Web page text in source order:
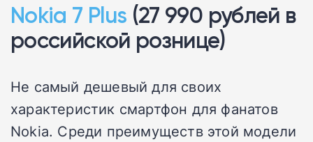
Nokia 7 Plus (27 990 рублей в
российской рознице)
Не самый дешевый для своих
характеристик смартфон для фанатов
Nokia. Среди преимуществ этой модели